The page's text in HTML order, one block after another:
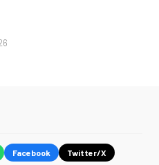
Facebook
Twitter/X